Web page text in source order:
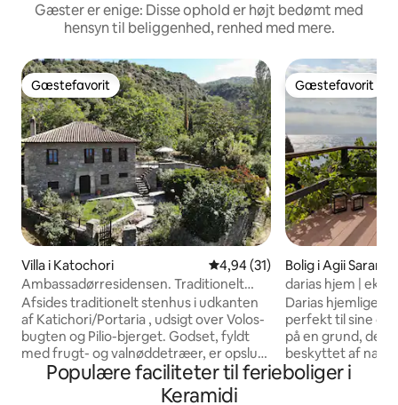
Gæster er enige: Disse ophold er højt bedømt med
hensyn til beliggenhed, renhed med mere.
Gæstefavorit
Gæstefavorit
Villa i Katochori 4,94 ud af 5 i gennemsnitlig
4,94 (31)
Ambassadørresidensen. Traditionelt
stenhus
Afsides traditionelt stenhus i udkanten
af Katichori/Portaria , udsigt over Volos-
bugten og Pilio-bjerget. Godset, fyldt
med frugt- og valnøddetræer, er opslugt
af naturen (ideel til afslapning). Centralt
beliggende for udforskning af Pilion-
Gæstefavorit
Gæstefavorit
Bolig i Agii
darias hjem |
Darias hjemlige
perfekt til sine
på en grund, der
beskyttet af naturen. Det 85
hus har en stor
havudsigt og en
Populære faciliteter til ferieboliger i
Keramidi